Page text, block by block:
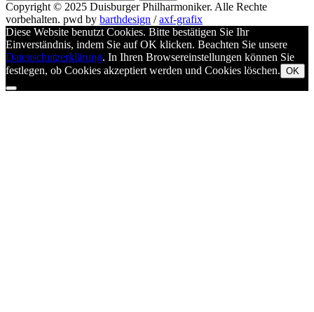
nach
Copyright © 2025 Duisburger Philharmoniker. Alle Rechte
vorbehalten. pwd by barthdesign /axf-grafix
Diese Website benutzt Cookies. Bitte bestätigen Sie Ihr
Einverständnis, indem Sie auf OK klicken. Beachten Sie unsere
Datenschutzerklärung. In Ihren Browsereinstellungen können Sie
festlegen, ob Cookies akzeptiert werden und Cookies löschen. OK